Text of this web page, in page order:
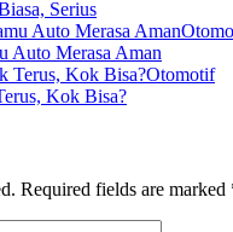
Serius
Auto Merasa Aman
Otomotif
Kok Bisa?
Required fields are marked